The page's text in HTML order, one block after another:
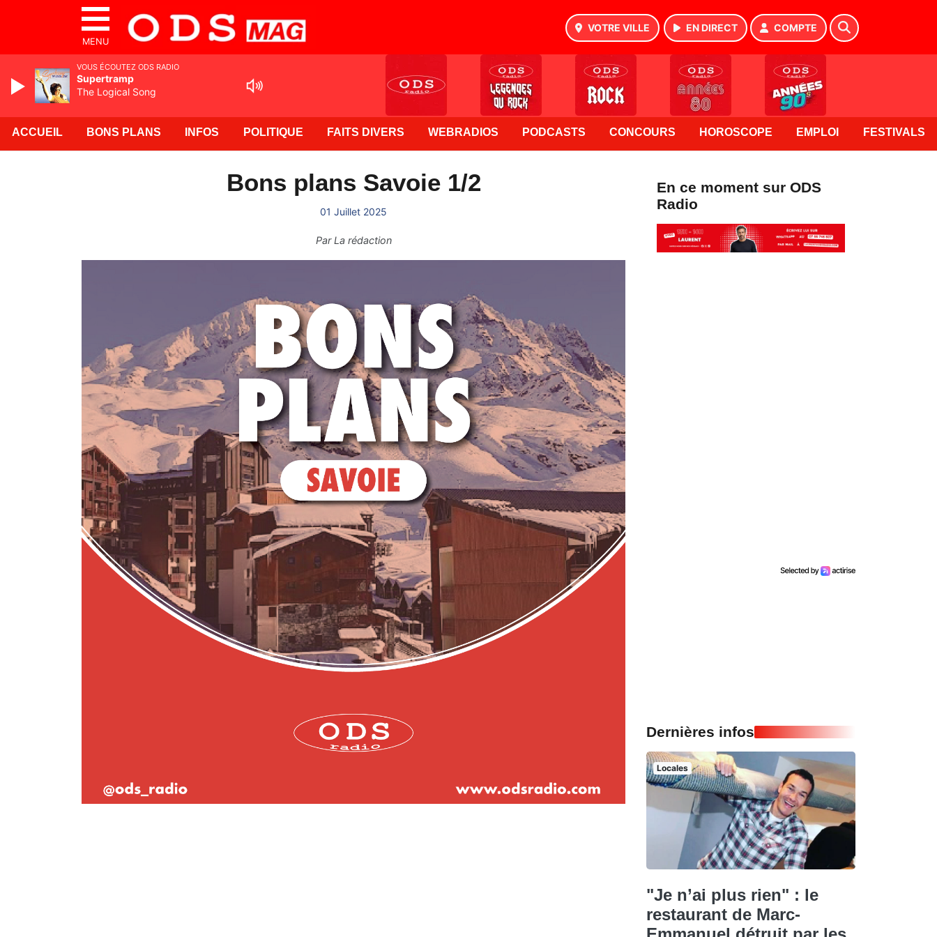
MENU
VOTRE VILLE EN DIRECT COMPTE
ACCUEIL BONS PLANS INFOS POLITIQUE FAITS DIVERS WEBRADIOS PODCASTS CONCOURS HOROSCOPE EMPLOI FESTIVALS
Bons plans Savoie 1/2
01 Juillet 2025
ParLa rédaction
En ce moment sur ODS
Radio
Dernières infos
Locales
"Je n’ai plus rien" : le
restaurant de Marc-
VOUS ÉCOUTEZ ODS RADIO
Supertramp
The Logical Song